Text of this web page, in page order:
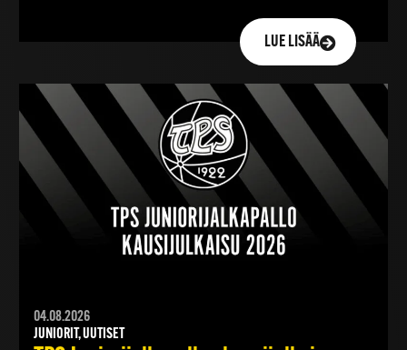
LUE LISÄÄ
04.08.2026
JUNIORIT, UUTISET